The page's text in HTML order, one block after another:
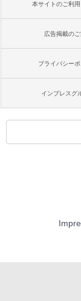
本サイトのご利
広告掲載の
プライバシー
インプレスグ